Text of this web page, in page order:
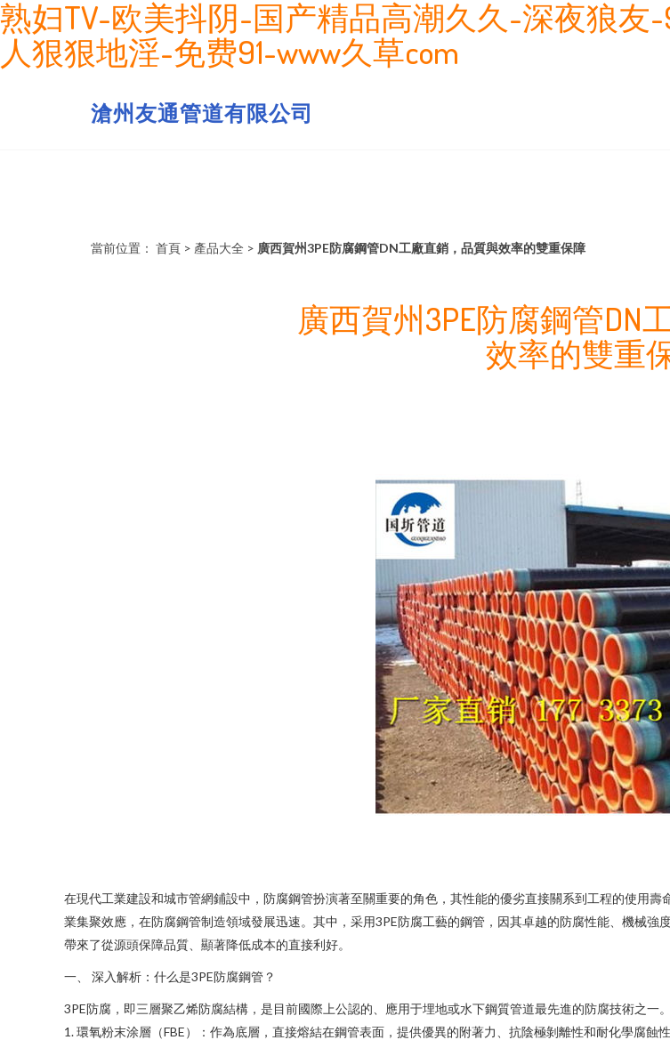
熟妇TV-欧美抖阴-国产精品高潮久久-深夜狼友
人狠狠地淫-免费91-www久草com
滄州友通管道有限公司
當前位置： 首頁 > 產品大全 > 廣西賀州3PE防腐鋼管DN工廠直銷，品質與效率的雙重保障
廣西賀州3PE防腐鋼管DN
效率的雙重
在現代工業建設和城市管網鋪設中，防腐鋼管扮演著至關重要的角色，其性能的優劣直接關系到工程的使用
業集聚效應，在防腐鋼管制造領域發展迅速。其中，采用3PE防腐工藝的鋼管，因其卓越的防腐性能、機械
帶來了從源頭保障品質、顯著降低成本的直接利好。
一、 深入解析：什么是3PE防腐鋼管？
3PE防腐，即三層聚乙烯防腐結構，是目前國際上公認的、應用于埋地或水下鋼質管道最先進的防腐技術之一
1. 環氧粉末涂層（FBE）：作為底層，直接熔結在鋼管表面，提供優異的附著力、抗陰極剝離性和耐化學腐蝕性